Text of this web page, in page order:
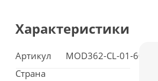
Характеристики
Артикул
Страна
MOD362-CL-01-60W-W